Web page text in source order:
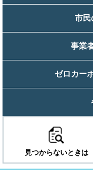
市民
事業
ゼロカー
見つからないときは